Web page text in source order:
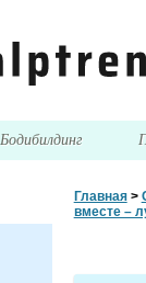
Бодибилдинг
Главная>
вместе –